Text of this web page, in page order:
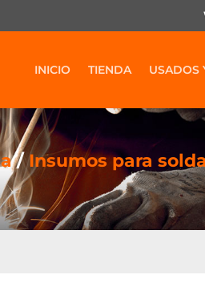
INICIO TIENDA USADOS
/Insumos para